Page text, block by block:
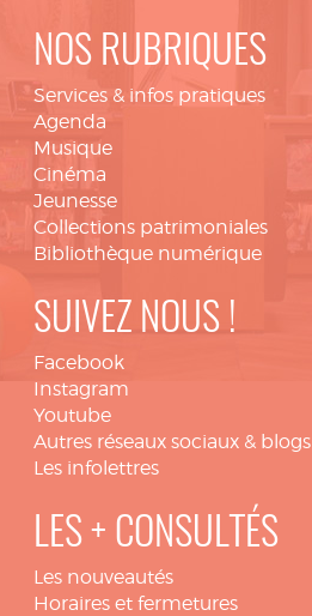
NOS RUBRIQUES
Services & infos pratiques
Agenda
Musique
Cinéma
Jeunesse
Collections patrimoniales
Bibliothèque numérique
SUIVEZ NOUS !
Facebook
Instagram
Youtube
Autres réseaux sociaux & blogs
Les infolettres
LES + CONSULTÉS
Les nouveautés
Horaires et fermetures